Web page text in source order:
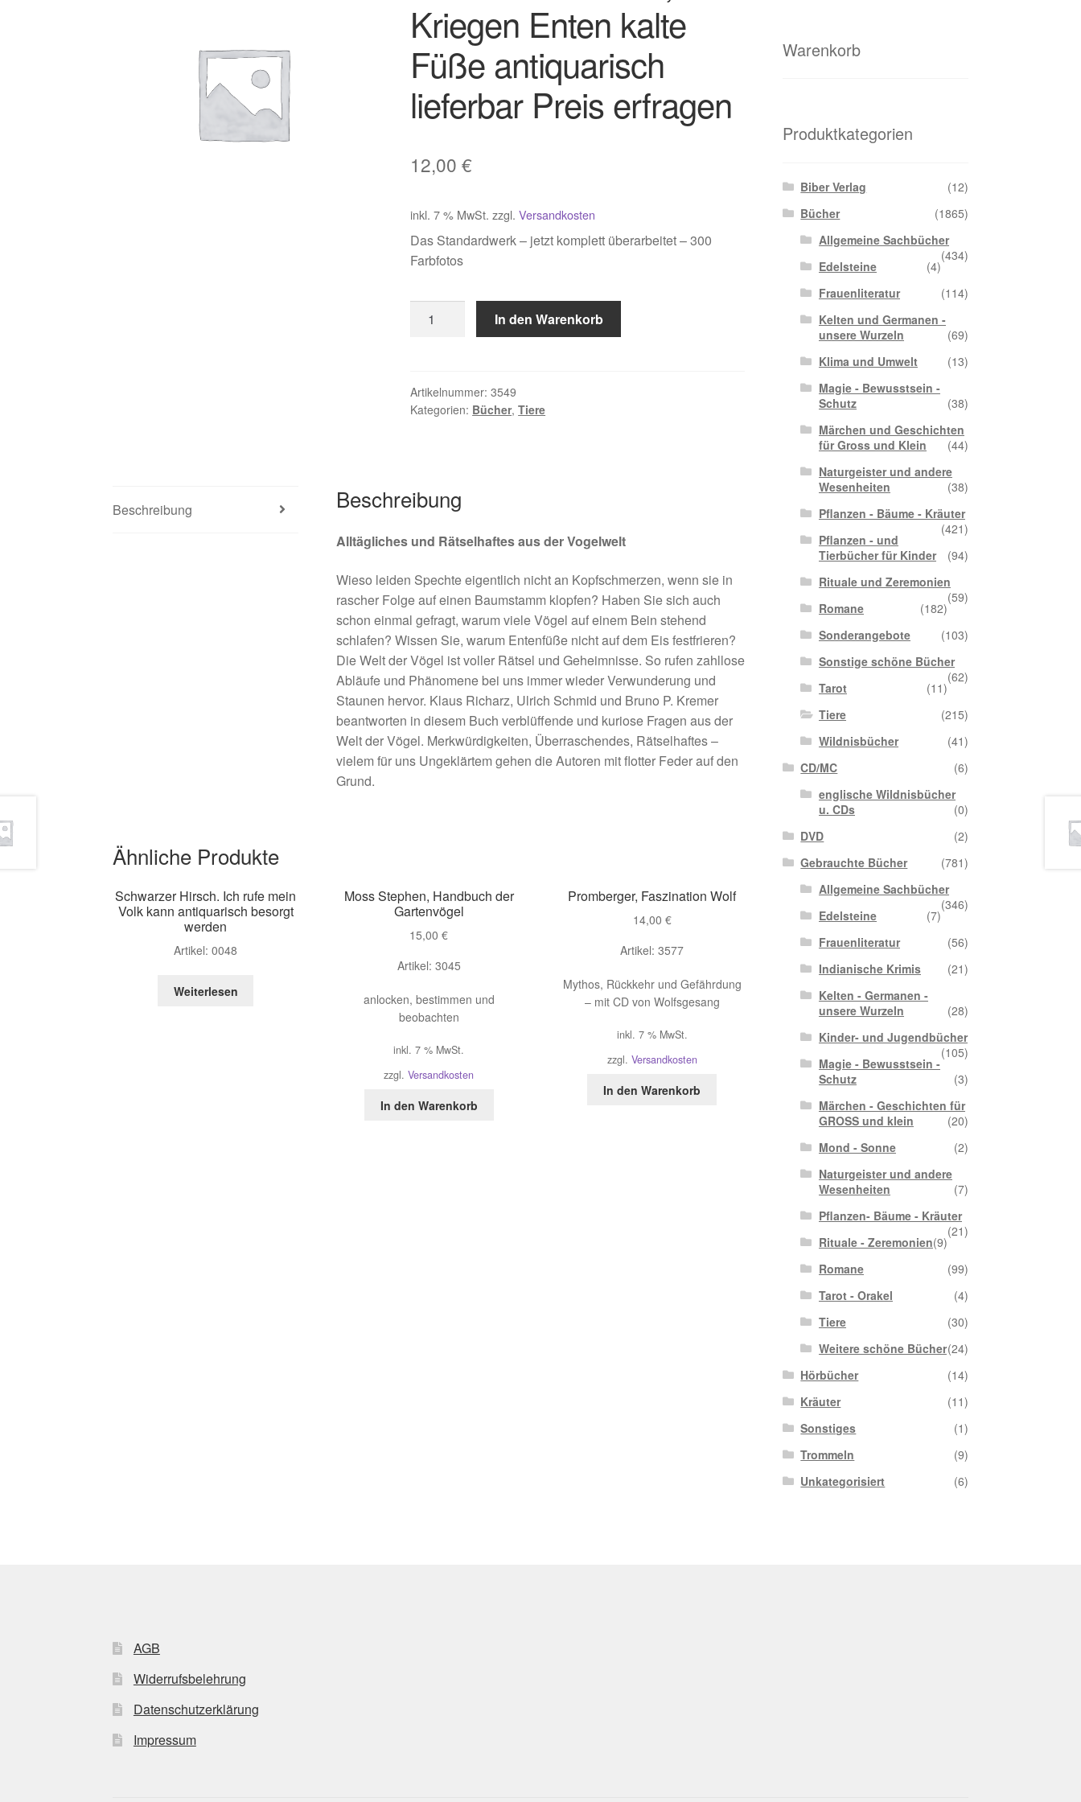
Kriegen Enten kalte
Füße antiquarisch
lieferbar Preis erfragen
12,00€
inkl. 7 % MwSt. zzgl.Versandkosten
Das Standardwerk – jetzt komplett überarbeitet – 300
Farbfotos
Enten
kalte
Preis
erfragen
In den Warenkorb
Artikelnummer:3549
Kategorien: Bücher,Tiere
Beschreibung Beschreibung
Alltägliches und Rätselhaftes aus der Vogelwelt
Wieso leiden Spechte eigentlich nicht an Kopfschmerzen, wenn sie in
rascher Folge auf einen Baumstamm klopfen? Haben Sie sich auch
schon einmal gefragt, warum viele Vögel auf einem Bein stehend
schlafen? Wissen Sie, warum Entenfüße nicht auf dem Eis festfrieren?
Die Welt der Vögel ist voller Rätsel und Geheimnisse. So rufen zahllose
Abläufe und Phänomene bei uns immer wieder Verwunderung und
Staunen hervor. Klaus Richarz, Ulrich Schmid und Bruno P. Kremer
beantworten in diesem Buch verblüffende und kuriose Fragen aus der
Welt der Vögel. Merkwürdigkeiten, Überraschendes, Rätselhaftes –
vielem für uns Ungeklärtem gehen die Autoren mit flotter Feder auf den
Grund.
Ähnliche Produkte
Schwarzer Hirsch. Ich rufe mein
Volk kann antiquarisch besorgt
werden
Artikel: 0048
Weiterlesen
Moss Stephen, Handbuch der
Gartenvögel
15,00€
Artikel: 3045
anlocken, bestimmen und
beobachten
inkl. 7 % MwSt.
zzgl.Versandkosten
In den Warenkorb
Promberger, Faszination Wolf
14,00 €
Artikel: 3577
Mythos, Rückkehr und Gefährdung
– mit CD von Wolfsgesang
inkl. 7 % MwSt.
zzgl. Versandkosten
In den Warenkorb
Warenkorb
Produktkategorien
Biber Verlag
(12)
Bücher
(1865)
Allgemeine Sachbücher
(434)
Edelsteine
(4)
Frauenliteratur
(114)
Kelten und Germanen -
unsere Wurzeln
(69)
Klima und Umwelt
(13)
Magie - Bewusstsein -
Schutz
(38)
Märchen und Geschichten
für Gross und Klein
(44)
Naturgeister und andere
Wesenheiten
(38)
Pflanzen - Bäume - Kräuter
(421)
Pflanzen - und
Tierbücher für Kinder
(94)
Rituale und Zeremonien
(59)
Romane
(182)
Sonderangebote
(103)
Sonstige schöne Bücher
(62)
Tarot
(11)
Tiere
(215)
Wildnisbücher
(41)
CD/MC
(6)
englische Wildnisbücher
u. CDs
(0)
DVD
(2)
Gebrauchte Bücher
(781)
Allgemeine Sachbücher
(346)
Edelsteine
(7)
Frauenliteratur
(56)
Indianische Krimis
(21)
Kelten - Germanen -
unsere Wurzeln
(28)
Kinder- und Jugendbücher
(105)
Magie - Bewusstsein -
Schutz
(3)
Märchen - Geschichten für
GROSS und klein
(20)
Mond - Sonne
(2)
Naturgeister und andere
Wesenheiten
(7)
Pflanzen- Bäume - Kräuter
(21)
Rituale - Zeremonien(9)
Romane
(99)
Tarot - Orakel
(4)
Tiere
(30)
Weitere schöne Bücher(24)
Hörbücher
(14)
Kräuter
(11)
Sonstiges
(1)
Trommeln
(9)
Unkategorisiert
(6)
AGB
Widerrufsbelehrung
Datenschutzerklärung
Impressum